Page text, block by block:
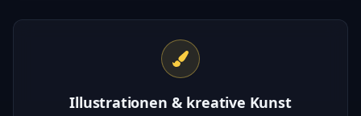
Illustrationen & kreative Kunst